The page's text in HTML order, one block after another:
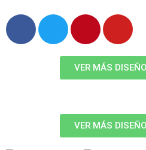
VER MÁS
VER MÁS